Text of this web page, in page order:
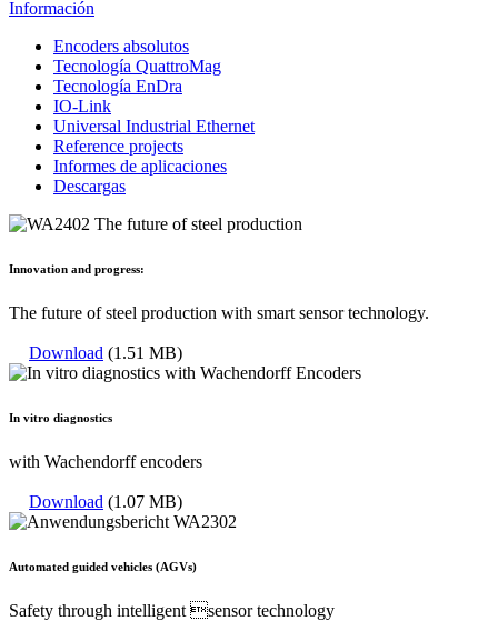
Información
Encoders absolutos
Tecnología QuattroMag
Tecnología EnDra
IO-Link
Universal Industrial Ethernet
Reference projects
Informes de aplicaciones
Descargas
Innovation and progress:
The future of steel production with smart sensor technology.
Download (1.51 MB)
In vitro diagnostics
with Wachendorff encoders
Download (1.07 MB)
Automated guided vehicles (AGVs)
Safety through intelligent sensor technology